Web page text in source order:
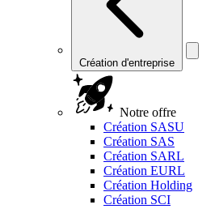
Création d'entreprise
Notre offre
Création SASU
Création SAS
Création SARL
Création EURL
Création Holding
Création SCI